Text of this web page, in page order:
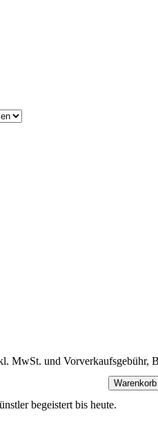
MwSt. und Vorverkaufsgebühr,
begeistert bis heute.